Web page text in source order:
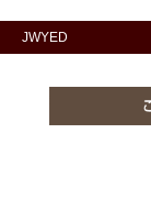
JWYED